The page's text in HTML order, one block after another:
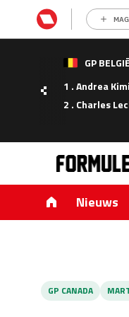
GP
1 . Andrea
2 . Charles
Nieuws
GP CANADA